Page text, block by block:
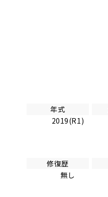
年式
2019(R1)
修復歴
無し